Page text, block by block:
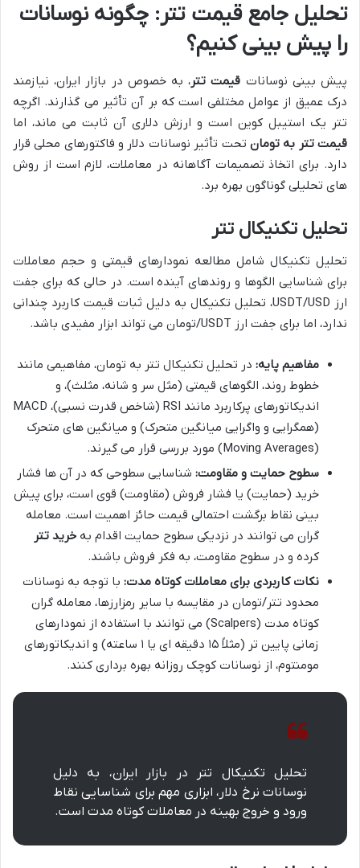
تحلیل جامع قیمت تتر: چگونه نوسانات
را پیش بینی کنیم؟
پیش بینی نوسانات قیمت تتر، به خصوص در بازار ایران، نیازمند
درک عمیق از عوامل مختلفی است که بر آن تأثیر می گذارند. اگرچه
تتر یک استیبل کوین است و ارزش دلاری آن ثابت می ماند، اما
قیمت تتر به تومان تحت تأثیر نوسانات دلار و فاکتورهای محلی قرار
دارد. برای اتخاذ تصمیمات آگاهانه در معاملات، لازم است از روش
های تحلیلی گوناگون بهره برد.
تحلیل تکنیکال تتر
تحلیل تکنیکال شامل مطالعه نمودارهای قیمتی و حجم معاملات
برای شناسایی الگوها و روندهای آینده است. در حالی که برای جفت
ارز USDT/USD، تحلیل تکنیکال به دلیل ثبات قیمت کاربرد چندانی
ندارد، اما برای جفت ارز USDT/تومان می تواند ابزار مفیدی باشد.
مفاهیم پایه: در تحلیل تکنیکال تتر به تومان، مفاهیمی مانند
خطوط روند، الگوهای قیمتی (مثل سر و شانه، مثلث)، و
اندیکاتورهای پرکاربرد مانند RSI (شاخص قدرت نسبی)، MACD
(همگرایی و واگرایی میانگین متحرک) و میانگین های متحرک
(Moving Averages) مورد بررسی قرار می گیرند.
سطوح حمایت و مقاومت: شناسایی سطوحی که در آن ها فشار
خرید (حمایت) یا فشار فروش (مقاومت) قوی است، برای پیش
بینی نقاط برگشت احتمالی قیمت حائز اهمیت است. معامله
گران می توانند در نزدیکی سطوح حمایت اقدام به خرید تتر
کرده و در سطوح مقاومت، به فکر فروش باشند.
نکات کاربردی برای معاملات کوتاه مدت: با توجه به نوسانات
محدود تتر/تومان در مقایسه با سایر رمزارزها، معامله گران
کوتاه مدت (Scalpers) می توانند با استفاده از نمودارهای
زمانی پایین تر (مثلاً ۱۵ دقیقه ای یا ۱ ساعته) و اندیکاتورهای
مومنتوم، از نوسانات کوچک روزانه بهره برداری کنند.
تحلیل تکنیکال تتر در بازار ایران، به دلیل
نوسانات نرخ دلار، ابزاری مهم برای شناسایی نقاط
ورود و خروج بهینه در معاملات کوتاه مدت است.